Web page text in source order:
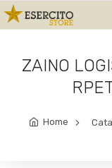
ZAINO
Home